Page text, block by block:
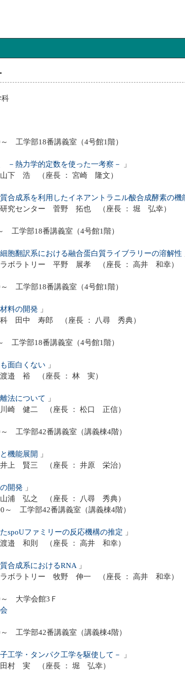
科
工学部18番講義室（4号館1階）
－熱力学的定数を使った一考察－
」
下 浩 （座長 ： 宮崎 隆文）
合成系を利用したイネアントラニル酸合成酵素の機
研究センター 菅野 拓也 （座長 ： 堀 弘幸）
工学部18番講義室（4号館1階）
胞翻訳系における融合蛋白質ライブラリーの溶解性
ラボラトリー 平野 展孝 （座長 ： 高井 和幸）
工学部18番講義室（4号館1階）
料の開発 」
科 田中 寿郎 （座長 ： 八尋 秀典）
工学部18番講義室（4号館1階）
面白くない 」
邉 裕 （座長 ： 林 実）
法について
」
崎 健二 （座長 ： 松口 正信）
工学部42番講義室（講義棟4階）
機能展開 」
上 賢三 （座長 ： 井原 栄治）
開発 」
浦 弘之 （座長 ： 八尋 秀典）
工学部42番講義室（講義棟4階）
spoUファミリーの反応機構の推定 」
邉 和則 （座長 ： 高井 和幸）
合成系におけるRNA」
ラボラトリー 牧野 伸一 （座長 ： 高井 和幸）
大学会館3Ｆ
工学部42番講義室（講義棟4階）
工学・タンパク工学を駆使して－
」
村 実 （座長 ： 堀 弘幸）